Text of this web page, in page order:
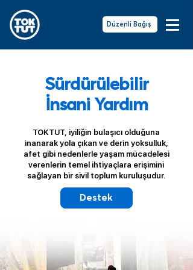
Düzenli Bağış
Sürdürülebilir
İnsani Yardım
TOKTUT, iyiliğin bulaşıcı olduğuna
inanarak yola çıkan ve derin yoksulluk,
afet gibi nedenlerle yaşam mücadelesi
verenlerin temel ihtiyaçlara erişimini
sağlayan bir sivil toplum kuruluşudur.
Destek